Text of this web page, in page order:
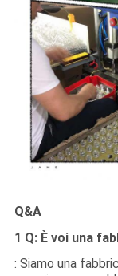
Q&A
1 Q: È voi una
: Siamo una